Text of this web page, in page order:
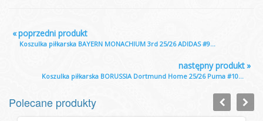
«poprzedni produkt
Koszulka piłkarska BAYERN MONACHIUM 3rd 25/26 ADIDAS #9...
»
następny produkt
Koszulka piłkarska BORUSSIA Dortmund Home 25/26 Puma #10...
Polecane produkty